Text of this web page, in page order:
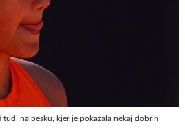
tudi na pesku, kjer je pokazala nekaj dobrih